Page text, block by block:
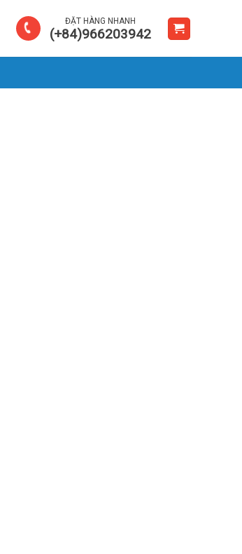
ĐẶT HÀNG NHANH
(+84)966203942